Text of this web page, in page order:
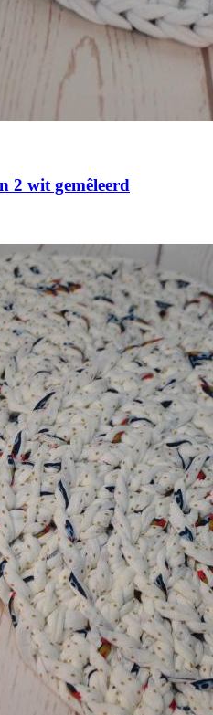
2 wit gemêleerd